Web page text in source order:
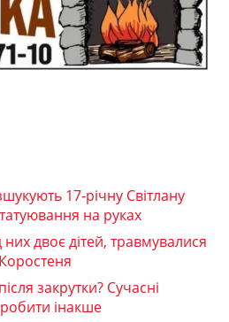
17-річну Світлану
на руках
двоє дітей, травмувалися
закрутки? Сучасні
інакше